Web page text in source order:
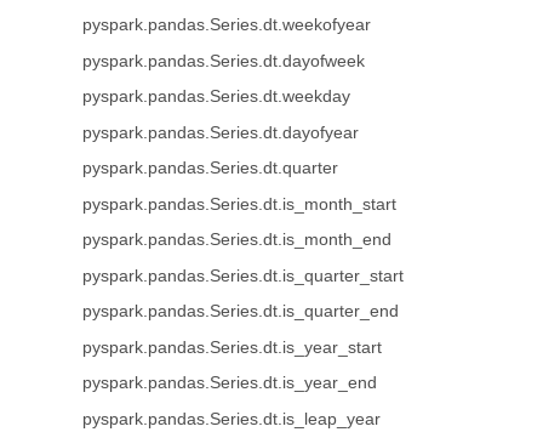
pyspark.pandas.Series.dt.weekofyear
pyspark.pandas.Series.dt.dayofweek
pyspark.pandas.Series.dt.weekday
pyspark.pandas.Series.dt.dayofyear
pyspark.pandas.Series.dt.quarter
pyspark.pandas.Series.dt.is_month_start
pyspark.pandas.Series.dt.is_month_end
pyspark.pandas.Series.dt.is_quarter_start
pyspark.pandas.Series.dt.is_quarter_end
pyspark.pandas.Series.dt.is_year_start
pyspark.pandas.Series.dt.is_year_end
pyspark.pandas.Series.dt.is_leap_year